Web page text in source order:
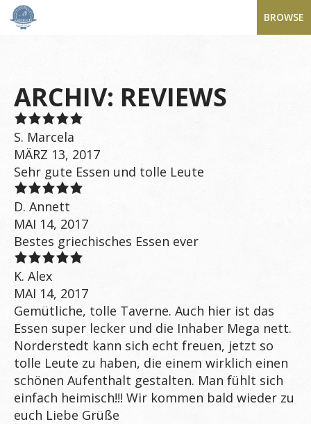
BROWSE
ARCHIV: REVIEWS
S. Marcela
MÄRZ 13, 2017
Sehr gute Essen und tolle Leute
D. Annett
MAI 14, 2017
Bestes griechisches Essen ever
‎K. Alex‎
MAI 14, 2017
Gemütliche, tolle Taverne. Auch hier ist das
Essen super lecker und die Inhaber Mega nett.
Norderstedt kann sich echt freuen, jetzt so
tolle Leute zu haben, die einem wirklich einen
schönen Aufenthalt gestalten. Man fühlt sich
einfach heimisch!!! Wir kommen bald wieder zu
euch Liebe Grüße